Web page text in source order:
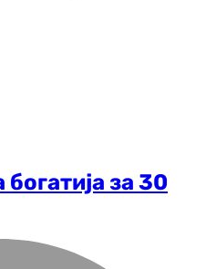
за 30